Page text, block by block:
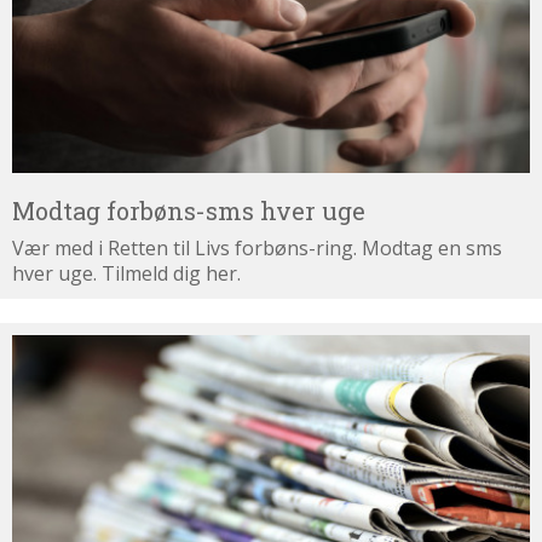
Modtag forbøns-sms hver uge
Vær med i Retten til Livs forbøns-ring. Modtag en sms
hver uge. Tilmeld dig her.
Tilmeld
dig
nyhedsbrevet